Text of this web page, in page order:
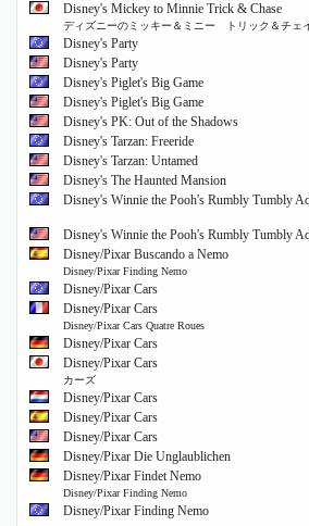
Disney's Mickey to Minnie Trick & Chase
ディズニーのミッキー＆ミニー トリック＆チェ
Disney's Party
Disney's Party
Disney's Piglet's Big Game
Disney's Piglet's Big Game
Disney's PK: Out of the Shadows
Disney's Tarzan: Freeride
Disney's Tarzan: Untamed
Disney's The Haunted Mansion
Disney's Winnie the Pooh's Rumbly Tumbly
Disney's Winnie the Pooh's Rumbly Tumbly
Disney/Pixar Buscando a Nemo
Disney/Pixar Finding Nemo
Disney/Pixar Cars
Disney/Pixar Cars
Disney/Pixar Cars Quatre Roues
Disney/Pixar Cars
Disney/Pixar Cars
カーズ
Disney/Pixar Cars
Disney/Pixar Cars
Disney/Pixar Cars
Disney/Pixar Die Unglaublichen
Disney/Pixar Findet Nemo
Disney/Pixar Finding Nemo
Disney/Pixar Finding Nemo